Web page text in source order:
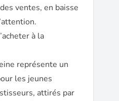
ventes, en baisse
à la
représente un
les jeunes
attirés par